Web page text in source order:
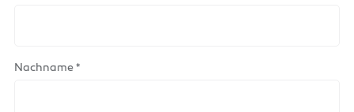
Nachname *